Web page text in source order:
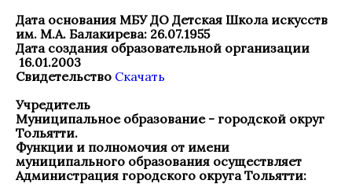
Дата основания МБУ ДО Детская Школа искусств
им. М.А. Балакирева: 26.07.1955
Дата создания образовательной организации
16.01.2003
Свидетельство Скачать
Учредитель
Муниципальное образование - городской округ
Тольятти.
Функции и полномочия от имени
муниципального образования осуществляет
Администрация городского округа Тольятти: